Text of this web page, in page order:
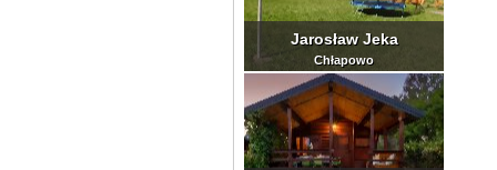
Jarosław Jeka
Chłapowo